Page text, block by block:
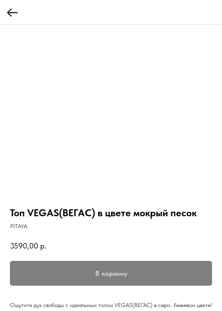
Топ VEGAS(ВЕГАС) в цвете мокрый песок
PITAYA
3590,00 р.
В корзину
Ощутите дух свободы с идеальным топом VEGAS(ВЕГАС) в серо- бежевом цвете!